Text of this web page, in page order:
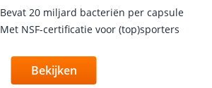
Bevat 20 miljard bacteriën per capsule
Met NSF-certificatie voor (top)sporters
Bekijken